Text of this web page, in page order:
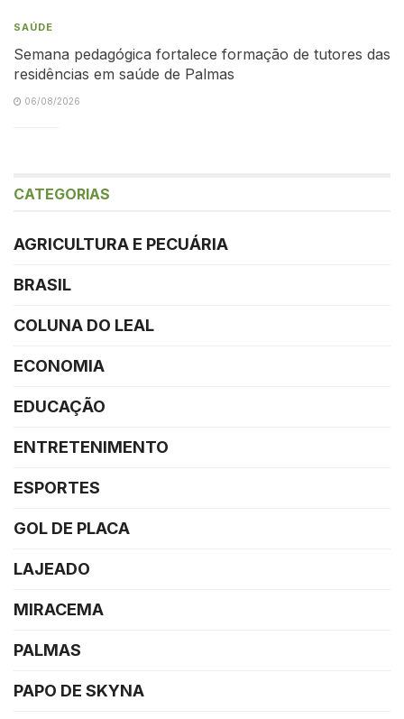
SAÚDE
Semana pedagógica fortalece formação de tutores das
residências em saúde de Palmas
06/08/2026
CATEGORIAS
AGRICULTURA E PECUÁRIA
BRASIL
COLUNA DO LEAL
ECONOMIA
EDUCAÇÃO
ENTRETENIMENTO
ESPORTES
GOL DE PLACA
LAJEADO
MIRACEMA
PALMAS
PAPO DE SKYNA